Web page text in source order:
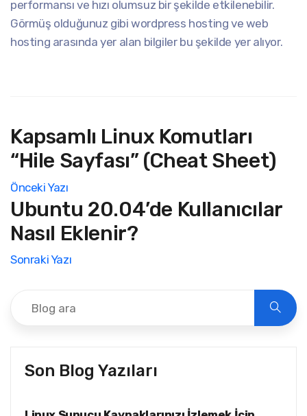
performansı ve hızı olumsuz bir şekilde etkilenebilir.
Görmüş olduğunuz gibi wordpress hosting ve web
hosting arasında yer alan bilgiler bu şekilde yer alıyor.
Kapsamlı Linux Komutları
“Hile Sayfası” (Cheat Sheet)
Önceki Yazı
Ubuntu 20.04’de Kullanıcılar
Nasıl Eklenir?
Sonraki Yazı
Son Blog Yazıları